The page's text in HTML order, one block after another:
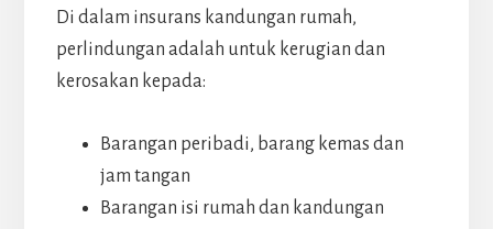
Di dalam insurans kandungan rumah,
perlindungan adalah untuk kerugian dan
kerosakan kepada:
Barangan peribadi, barang kemas dan
jam tangan
Barangan isi rumah dan kandungan